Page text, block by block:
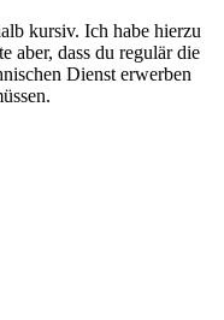
kursiv. Ich habe hierzu
aber, dass du regulär die
Dienst erwerben